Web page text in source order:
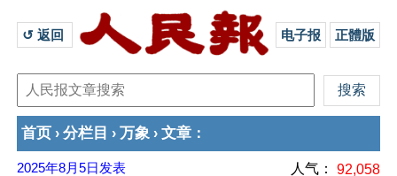
↺ 返回 电子报 正體版
首页 › 分栏目 › 万象 › 文章 ：
2025年8月5日 发表 人气： 92,058